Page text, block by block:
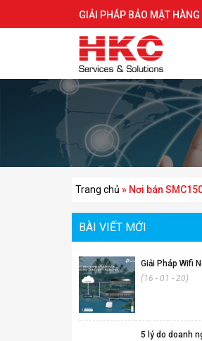
GIẢI PHÁP BẢO MẬT
Trang chủ » Nơi bán
BÀI VIẾT MỚI
Giải Pháp Wifi
(16 - 01 - 20)
5 lý do doanh